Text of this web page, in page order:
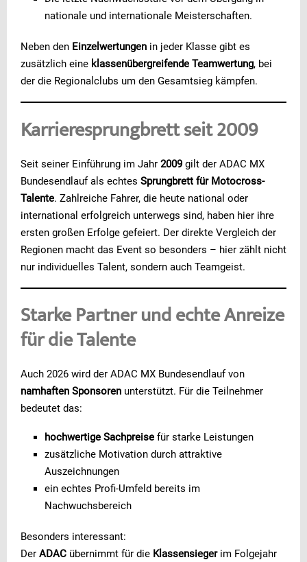
nationale und internationale Meisterschaften.
Neben den Einzelwertungen in jeder Klasse gibt es
zusätzlich eine klassenübergreifende Teamwertung, bei
der die Regionalclubs um den Gesamtsieg kämpfen.
Karrieresprungbrett seit 2009
Seit seiner Einführung im Jahr 2009 gilt der ADAC MX
Bundesendlauf als echtes Sprungbrett für Motocross-
Talente. Zahlreiche Fahrer, die heute national oder
international erfolgreich unterwegs sind, haben hier ihre
ersten großen Erfolge gefeiert. Der direkte Vergleich der
Regionen macht das Event so besonders – hier zählt nicht
nur individuelles Talent, sondern auch Teamgeist.
Starke Partner und echte Anreize
für die Talente
Auch 2026 wird der ADAC MX Bundesendlauf von
namhaften Sponsoren unterstützt. Für die Teilnehmer
bedeutet das:
hochwertige Sachpreise für starke Leistungen
zusätzliche Motivation durch attraktive
Auszeichnungen
ein echtes Profi-Umfeld bereits im
Nachwuchsbereich
Besonders interessant:
Der ADAC übernimmt für die Klassensiegerim Folgejahr